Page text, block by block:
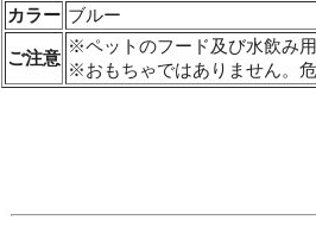
カラー ブルー
ご注意
※ペットのフード及び水飲み
※おもちゃではありません。